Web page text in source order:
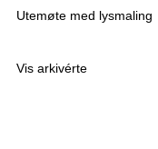
Utemøte med lysmaling
Vis arkivérte